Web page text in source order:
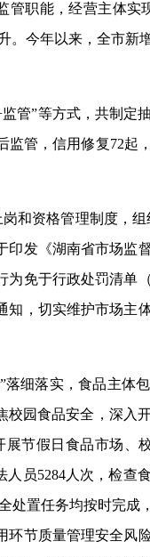
管职能，经营主体
今年以来，全市新
管”等方式，共制定
监管，信用修复72起
和资格管理制度，
发《湖南省市场监
免于行政处罚清单
，切实维护市场主
落细落实，食品主
园食品安全，深入
节假日食品市场、
员5284人次，检查
置任务均按时完成
环节质量管理安全风